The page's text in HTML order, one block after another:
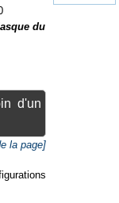
du
d'un
la page]